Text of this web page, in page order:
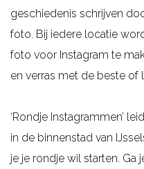
geschiedenis schrijven
foto. Bij iedere locatie
foto voor Instagram te
en verras met de beste of
‘Rondje Instagrammen’
in de binnenstad van
je je rondje wil starten. Ga